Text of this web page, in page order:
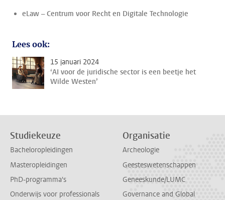
eLaw – Centrum voor Recht en Digitale Technologie
Lees ook:
15 januari 2024
‘AI voor de juridische sector is een beetje het
Wilde Westen’
Studiekeuze
Bacheloropleidingen
Masteropleidingen
PhD-programma's
Onderwijs voor professionals
Organisatie
Archeologie
Geesteswetenschappen
Geneeskunde/LUMC
Governance and Global